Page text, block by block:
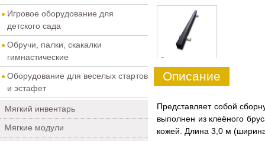
Игровое оборудование для
детского сада
Обручи, палки, скакалки
гимнастические
Оборудование для веселых стартов
и эстафет
Мягкий инвентарь
Мягкие модули
0
Описание
Представляет собой
выполнен из клеёного
кожей. Длина 3,0 м